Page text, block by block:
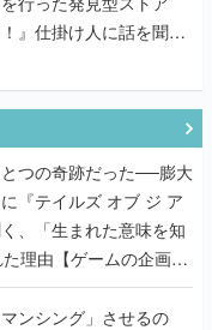
』仕掛け人に話を聞い
とつの奇跡だった──膨大
『テイルズ オブ ジ ア
、「生まれた意味を知
理由【ゲームの企画
ンシング」させるの